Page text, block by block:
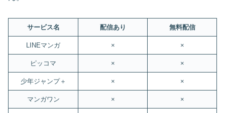
サービス名 配信あり 無料配信
LINEマンガ × ×
ピッコマ × ×
少年ジャンプ＋ × ×
マンガワン × ×